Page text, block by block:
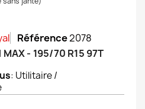
Référence2078
MAX - 195/70 R15 97T
: Utilitaire /